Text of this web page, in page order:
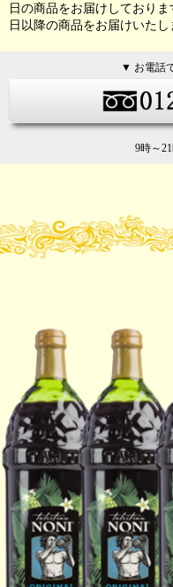
日の商品をお届けしており
日以降の商品をお届けいたし
▼ お電話
9時～